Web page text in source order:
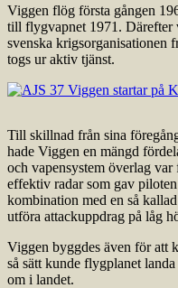
Viggen flög första gången
till flygvapnet 1971. Därefter
svenska krigsorganisationen
togs ur aktiv tjänst.
Till skillnad från sina
hade Viggen en mängd
och vapensystem överlag
effektiv radar som gav
kombination med en så
utföra attackuppdrag på låg
Viggen byggdes även för att
så sätt kunde flygplanet
om i landet.